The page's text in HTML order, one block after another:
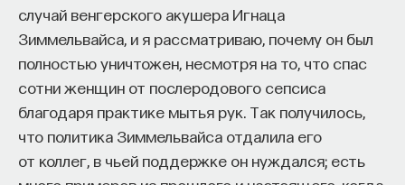
случай венгерского акушера Игнаца
Зиммельвайса, и я рассматриваю, почему он был
полностью уничтожен, несмотря на то, что спас
сотни женщин от послеродового сепсиса
благодаря практике мытья рук. Так получилось,
что политика Зиммельвайса отдалила его
от коллег, в чьей поддержке он нуждался; есть